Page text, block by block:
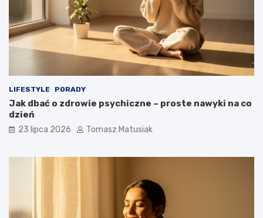
LIFESTYLE PORADY
Jak dbać o zdrowie psychiczne – proste nawyki na co
dzień
23 lipca 2026 Tomasz Matusiak